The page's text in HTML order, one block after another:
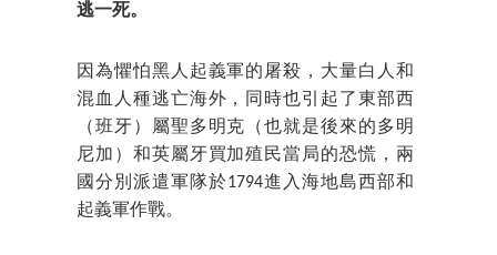
逃一死。
因為懼怕黑人起義軍的屠殺，大量白人和
混血人種逃亡海外，同時也引起了東部西
（班牙）屬聖多明克（也就是後來的多明
尼加）和英屬牙買加殖民當局的恐慌，兩
國分別派遣軍隊於1794進入海地島西部和
起義軍作戰。